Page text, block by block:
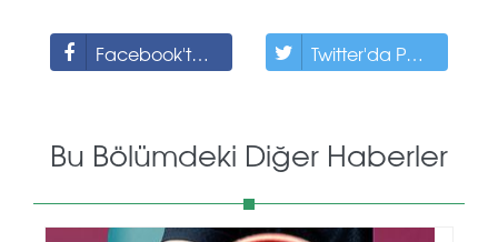
Facebook'ta Paylaş Twitter'da Paylaş
Bu Bölümdeki Diğer Haberler